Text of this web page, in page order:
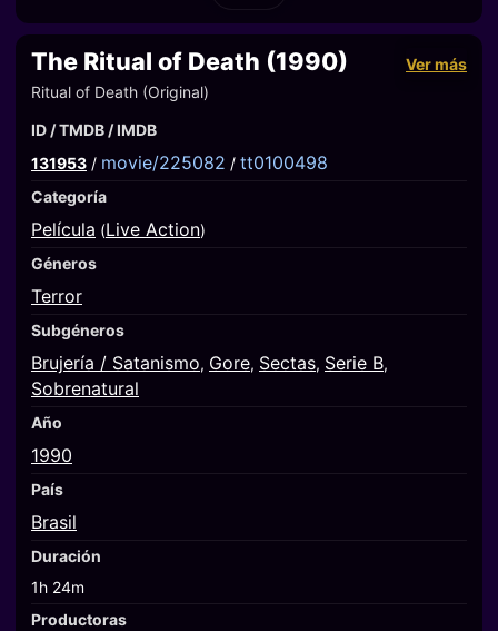
The Ritual of Death (1990)
Ver más
Ritual of Death (Original)
ID / TMDB / IMDB
131953 / movie/225082 / tt0100498
Categoría
Película (Live Action)
Géneros
Terror
Subgéneros
Brujería / Satanismo, Gore, Sectas, Serie B,
Sobrenatural
Año
1990
País
Brasil
Duración
1h 24m
Productoras